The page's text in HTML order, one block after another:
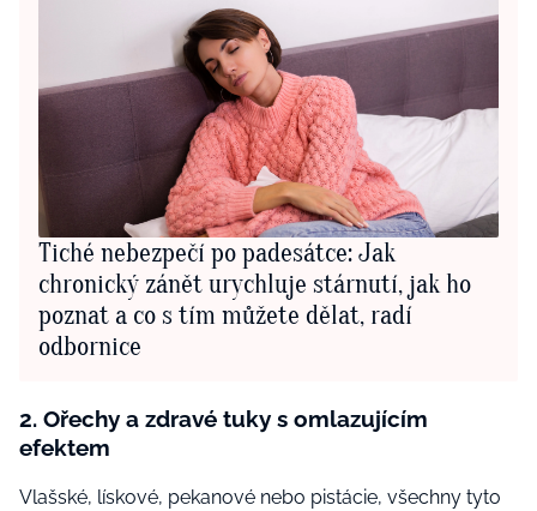
Tiché nebezpečí po padesátce: Jak
chronický zánět urychluje stárnutí, jak ho
poznat a co s tím můžete dělat, radí
odbornice
2. Ořechy a zdravé tuky s omlazujícím
efektem
Vlašské, lískové, pekanové nebo pistácie, všechny tyto